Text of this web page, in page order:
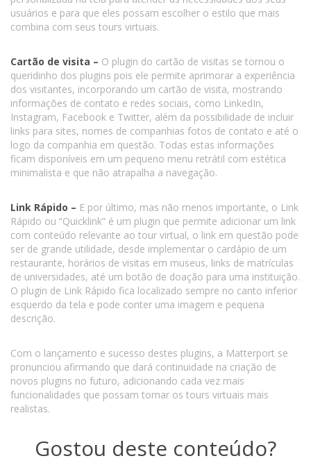
usuários e para que eles possam escolher o estilo que mais
combina com seus tours virtuais.
Cartão de visita – O plugin do cartão de visitas se tornou o
queridinho dos plugins pois ele permite aprimorar a experiência
dos visitantes, incorporando um cartão de visita, mostrando
informações de contato e redes sociais, como LinkedIn,
Instagram, Facebook e Twitter, além da possibilidade de incluir
links para sites, nomes de companhias fotos de contato e até o
logo da companhia em questão. Todas estas informações
ficam disponíveis em um pequeno menu retrátil com estética
minimalista e que não atrapalha a navegação.
Link Rápido – E por último, mas não menos importante, o Link
Rápido ou “Quicklink” é um plugin que permite adicionar um link
com conteúdo relevante ao tour virtual, o link em questão pode
ser de grande utilidade, desde implementar o cardápio de um
restaurante, horários de visitas em museus, links de matrículas
de universidades, até um botão de doação para uma instituição.
O plugin de Link Rápido fica localizado sempre no canto inferior
esquerdo da tela e pode conter uma imagem e pequena
descrição.
Com o lançamento e sucesso destes plugins, a Matterport se
pronunciou afirmando que dará continuidade na criação de
novos plugins no futuro, adicionando cada vez mais
funcionalidades que possam tornar os tours virtuais mais
realistas.
Gostou deste conteúdo?